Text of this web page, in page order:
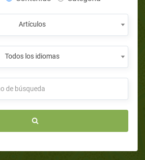
Artículos
Todos los idiomas